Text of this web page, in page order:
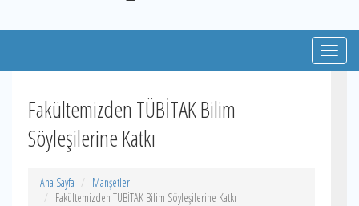
Fakültemizden TÜBİTAK Bilim
Söyleşilerine Katkı
Ana Sayfa
Manşetler
Fakültemizden TÜBİTAK Bilim Söyleşilerine Katkı